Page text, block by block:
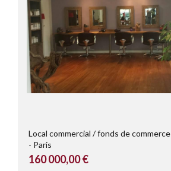
Local commercial / fonds de commerce
Paris
160 000,00 €